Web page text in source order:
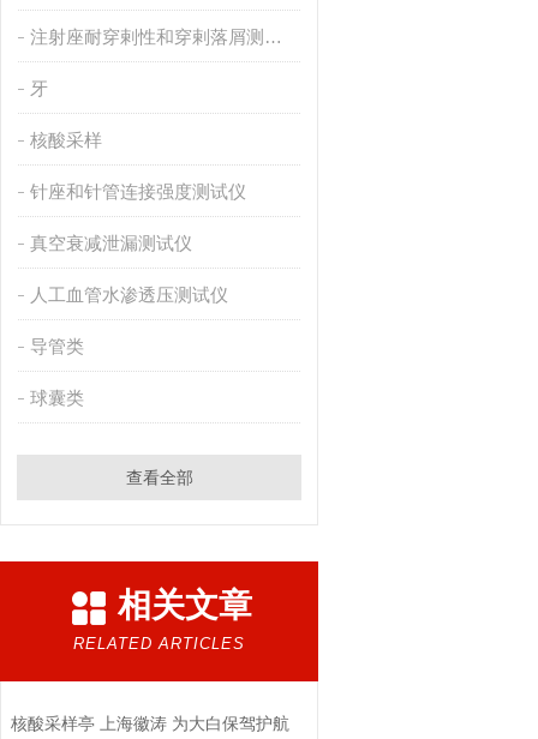
注射座耐穿剌性和穿剌落屑测试仪
牙
核酸采样
针座和针管连接强度测试仪
真空衰减泄漏测试仪
人工血管水渗透压测试仪
导管类
球囊类
查看全部
相关文章
RELATED ARTICLES
核酸采样亭 上海徽涛 为大白保驾护航